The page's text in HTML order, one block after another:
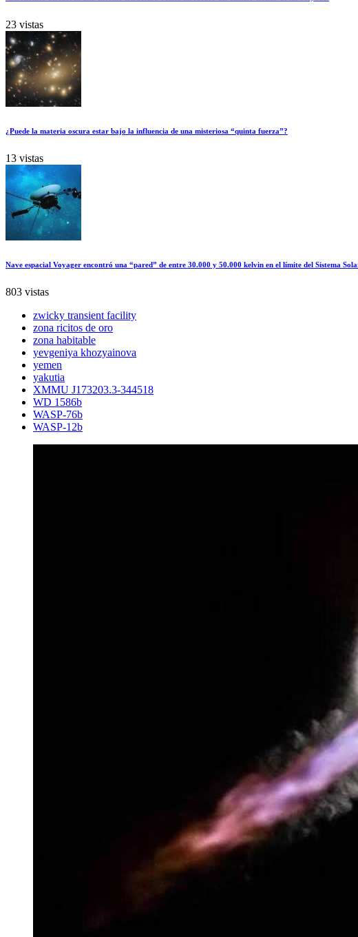
23 vistas
¿Puede la materia oscura estar bajo la influencia de una misteriosa “quinta fuerza”?
13 vistas
Nave espacial Voyager encontró una “pared” de entre 30.000 y 50.000 kelvin en el límite del Sistema
803 vistas
zwicky transient facility
zona ricitos de oro
zona habitable
yevgeniya khozyainova
yemen
yakutia
XMMU J173203.3-344518
WD 1586b
WASP-76b
WASP-12b